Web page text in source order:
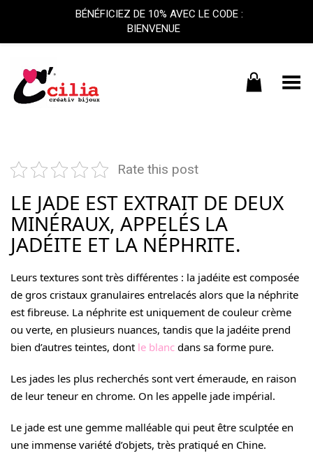
Basculer le menu
Rate this post
LE JADE EST EXTRAIT DE DEUX
MINÉRAUX, APPELÉS LA
JADÉITE ET LA NÉPHRITE.
Leurs textures sont très différentes : la jadéite est composée
de gros cristaux granulaires entrelacés alors que la néphrite
est fibreuse. La néphrite est uniquement de couleur crème
ou verte, en plusieurs nuances, tandis que la jadéite prend
bien d’autres teintes, dont le blanc dans sa forme pure.
Les jades les plus recherchés sont vert émeraude, en raison
de leur teneur en chrome. On les appelle jade impérial.
Le jade est une gemme malléable qui peut être sculptée en
une immense variété d’objets, très pratiqué en Chine.
BÉNÉFICIEZ DE 10% AVEC LE CODE :
BIENVENUE